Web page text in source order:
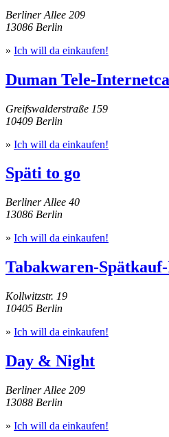
Berliner Allee 209
13086 Berlin
» Ich will da einkaufen!
Duman Tele-
Greifswalderstraße 159
10409 Berlin
» Ich will da einkaufen!
Späti to go
Berliner Allee 40
13086 Berlin
» Ich will da einkaufen!
Tabakwaren-
Kollwitzstr. 19
10405 Berlin
» Ich will da einkaufen!
Day & Night
Berliner Allee 209
13088 Berlin
» Ich will da einkaufen!